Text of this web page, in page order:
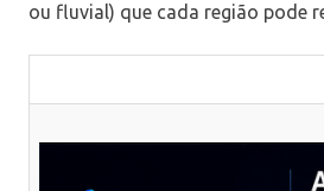
ou fluvial) que cada região pode